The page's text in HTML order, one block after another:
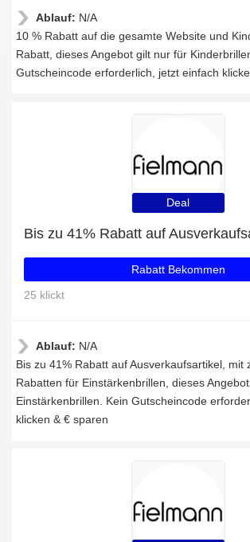
Ablauf: N/A
10 % Rabatt auf die gesamte Website und
Rabatt, dieses Angebot gilt nur für
Gutscheincode erforderlich, jetzt einfach
Deal
Rabatt Bekommen
25 klickt
Ablauf: N/A
Bis zu 41% Rabatt auf Ausverkaufsartikel, mit
Rabatten für Einstärkenbrillen, dieses
Einstärkenbrillen. Kein Gutscheincode
klicken & € sparen